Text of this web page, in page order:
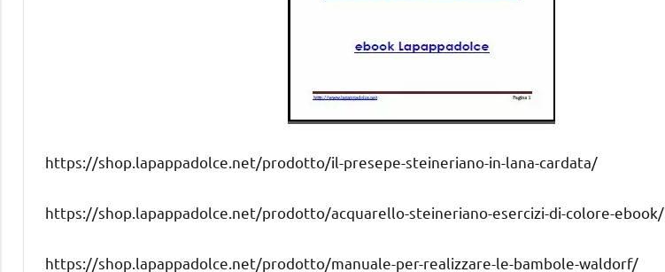
https://shop.lapappadolce.net/prodotto/il-presepe-steineriano-in-lana-cardata/
https://shop.lapappadolce.net/prodotto/acquarello-steineriano-esercizi-di-colore-ebook/
https://shop.lapappadolce.net/prodotto/manuale-per-realizzare-le-bambole-waldorf/